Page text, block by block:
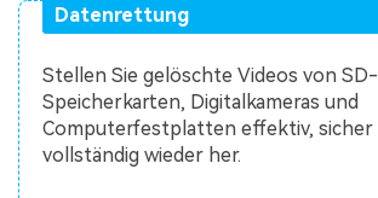
Datenrettung
Stellen Sie gelöschte Videos von SD-
Speicherkarten, Digitalkameras und
Computerfestplatten effektiv, sicher
vollständig wieder her.